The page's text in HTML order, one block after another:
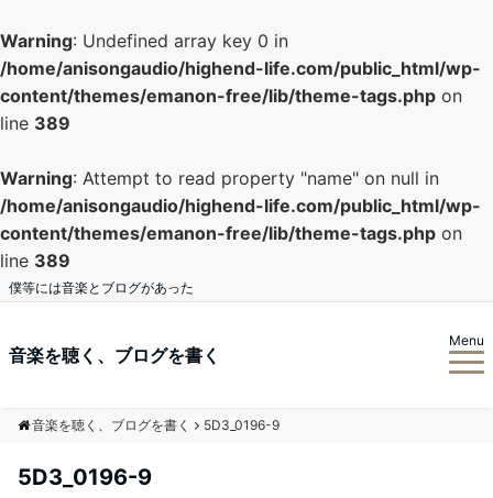
Warning: Undefined array key 0 in
/home/anisongaudio/highend-life.com/public_html/wp-
content/themes/emanon-free/lib/theme-tags.php on
line 389
Warning: Attempt to read property "name" on null in
/home/anisongaudio/highend-life.com/public_html/wp-
content/themes/emanon-free/lib/theme-tags.php on
line 389
僕等には音楽とブログがあった
音楽を聴く、ブログを書く
Menu
音楽を聴く、ブログを書く 5D3_0196-9
5D3_0196-9